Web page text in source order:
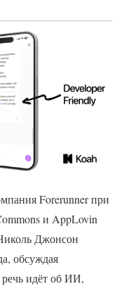
Forerunner при
и AppLovin
Джонсон
обсуждая
речь идёт об ИИ,